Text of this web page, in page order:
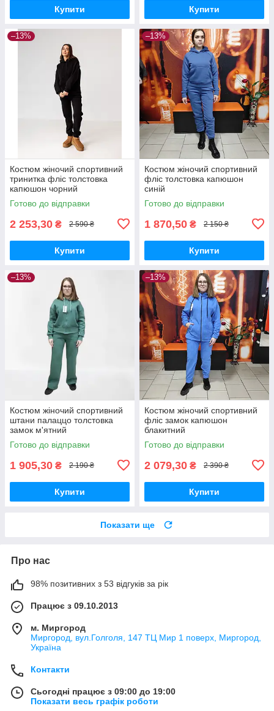
Купити Купити
–13%
Костюм жіночий спортивний
тринитка фліс толстовка
капюшон чорний
Готово до відправки
2 253,30 ₴ 2 590 ₴
Купити
–13%
Костюм жіночий спортивний
фліс толстовка капюшон
синій
Готово до відправки
1 870,50 ₴ 2 150 ₴
Купити
–13%
Костюм жіночий спортивний
штани палаццо толстовка
замок м'ятний
Готово до відправки
1 905,30 ₴ 2 190 ₴
Купити
–13%
Костюм жіночий спортивний
фліс замок капюшон
блакитний
Готово до відправки
2 079,30 ₴ 2 390 ₴
Купити
Показати ще
Про нас
98% позитивних з 53 відгуків за рік
Працює з 09.10.2013
м. Миргород
Миргород, вул.Голголя, 147 ТЦ Мир 1 поверх, Миргород,
Україна
Контакти
Сьогодні працює з 09:00 до 19:00
Показати весь графік роботи